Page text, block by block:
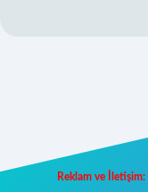
Reklam ve İletişim: